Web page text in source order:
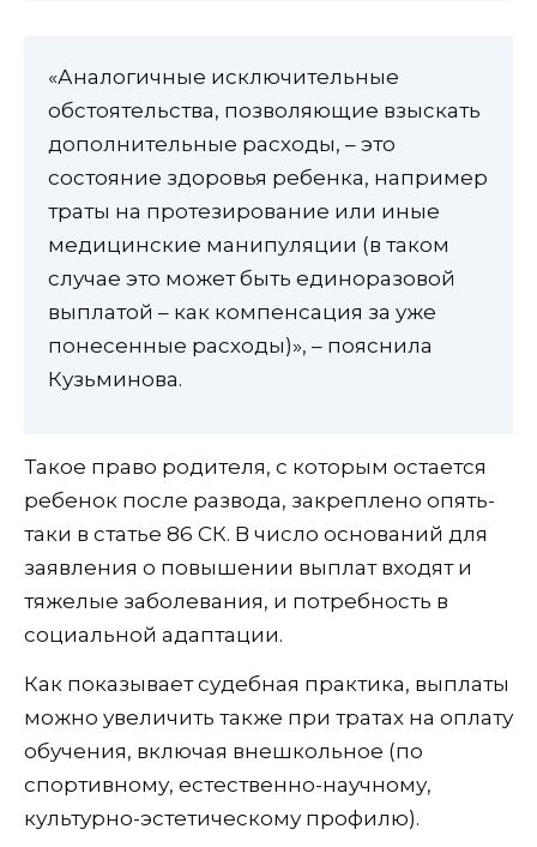
«Аналогичные исключительные
обстоятельства, позволяющие взыскать
дополнительные расходы, – это
состояние здоровья ребенка, например
траты на протезирование или иные
медицинские манипуляции (в таком
случае это может быть единоразовой
выплатой – как компенсация за уже
понесенные расходы)», – пояснила
Кузьминова.
Такое право родителя, с которым остается
ребенок после развода, закреплено опять-
таки в статье 86 СК. В число оснований для
заявления о повышении выплат входят и
тяжелые заболевания, и потребность в
социальной адаптации.
Как показывает судебная практика, выплаты
можно увеличить также при тратах на оплату
обучения, включая внешкольное (по
спортивному, естественно-научному,
культурно-эстетическому профилю).